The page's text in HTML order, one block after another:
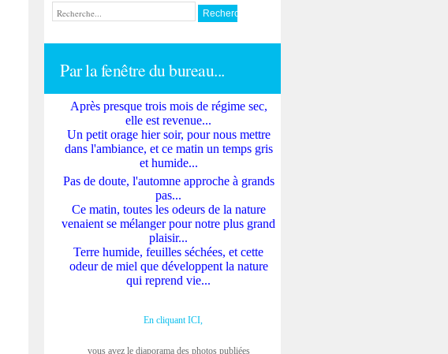
Par la fenêtre du bureau...
Après presque trois mois de régime sec,
elle est revenue...
Un petit orage hier soir, pour nous mettre
dans l'ambiance, et ce matin un temps gris
et humide...
Pas de doute, l'automne approche à grands
pas...
Ce matin, toutes les odeurs de la nature
venaient se mélanger pour notre plus grand
plaisir...
Terre humide, feuilles séchées, et cette
odeur de miel que développent la nature
qui reprend vie...
En cliquant ICI,
vous avez le diaporama des photos publiées